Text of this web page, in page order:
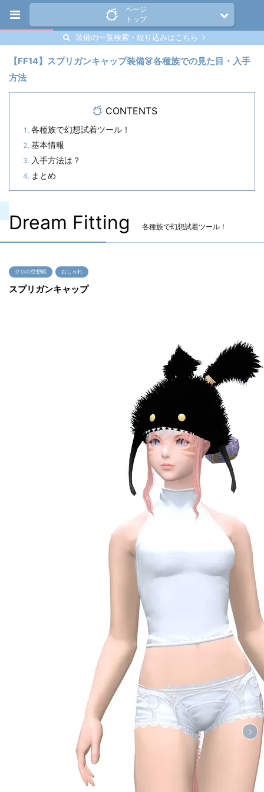
ページ
トップ
装備の一覧検索・絞り込みはこちら
【FF14】スプリガンキャップ装備👗各種族での見た目・入手
方法
CONTENTS
各種族で幻想試着ツール！
基本情報
入手方法は？
まとめ
Dream Fitting 各種族で幻想試着ツール！
クロの空想帳 おしゃれ
スプリガンキャップ